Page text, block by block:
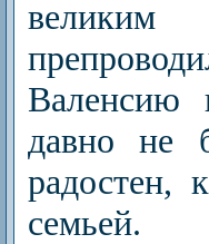
Валенсию
давно не
радостен,
семьей.